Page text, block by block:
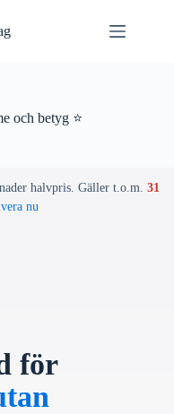
och betyg ⭐
halvpris. Gäller t.o.m. 31
nu
för